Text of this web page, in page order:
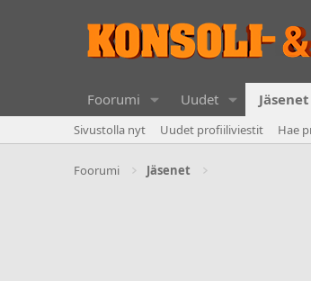
Foorumi Uudet Jäsenet
Sivustolla nyt Uudet profiiliviestit Hae
Foorumi Jäsenet